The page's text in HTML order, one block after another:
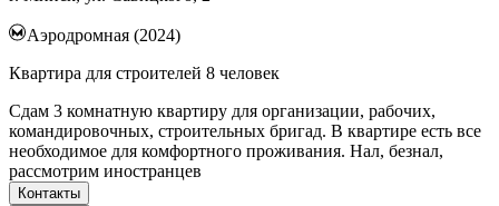
Аэродромная (2024)
Квартира для строителей 8 человек
Сдам 3 комнатную квартиру для организации, рабочих,
командировочных, строительных бригад. В квартире есть все
необходимое для комфортного проживания. Нал, безнал,
рассмотрим иностранцев
Контакты